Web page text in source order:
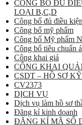
CÔNG BỐ ĐỦ
LOẠI B,C,D
Công bố đủ điều
Công bố mỹ phẩm
Công bố Mỹ phẩm
Công bố tiêu chuẩn
Công khai giá
CÔNG KHAI
CSDT – HỒ SƠ
CV2373
DỊCH VỤ
Dịch vụ làm hồ sơ
Đăng kí kinh doanh
ĐĂNG KÍ MÃ SỐ